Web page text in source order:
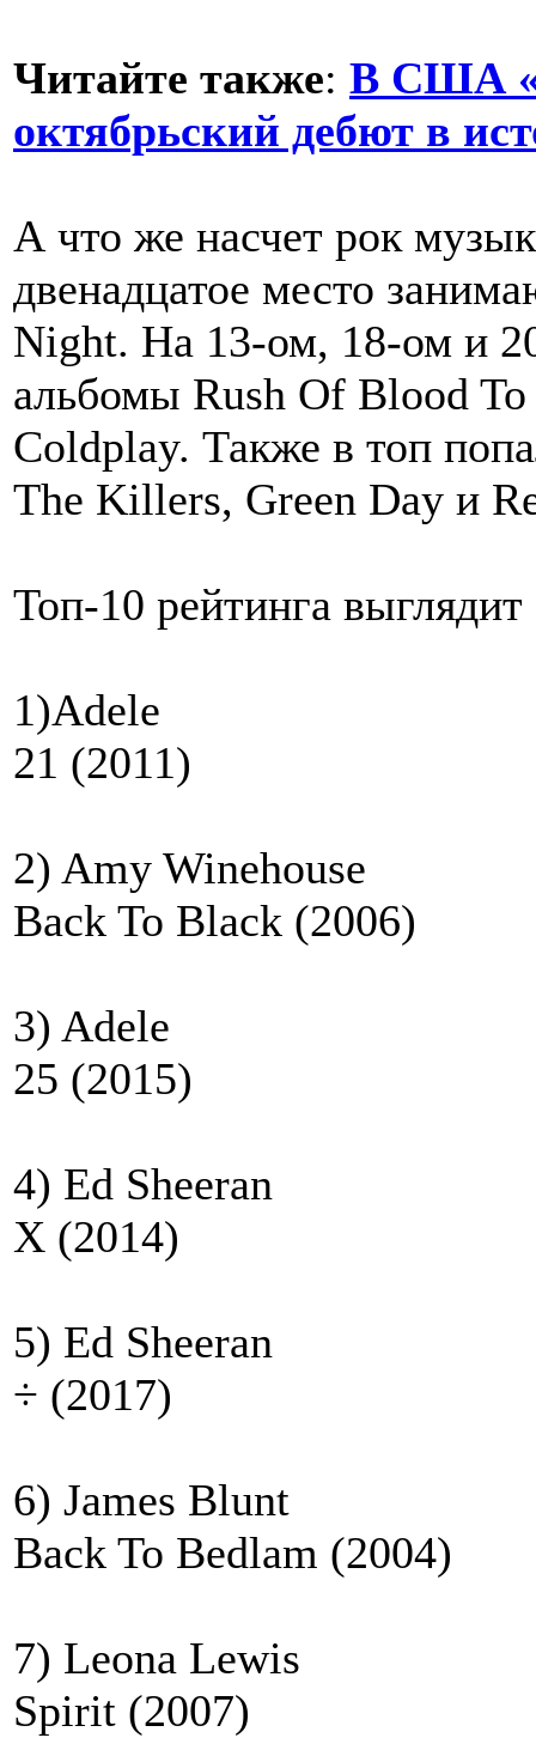
Читайте также: В США
октябрьский дебют в
А что же насчет рок
двенадцатое место
Night. На 13-ом, 18-ом и
альбомы Rush Of Blood
Coldplay. Также в топ
The Killers, Green Day и
Топ-10 рейтинга
1)Adele
21 (2011)
2) Amy Winehouse
Back To Black (2006)
3) Adele
25 (2015)
4) Ed Sheeran
X (2014)
5) Ed Sheeran
÷ (2017)
6) James Blunt
Back To Bedlam (2004)
7) Leona Lewis
Spirit (2007)